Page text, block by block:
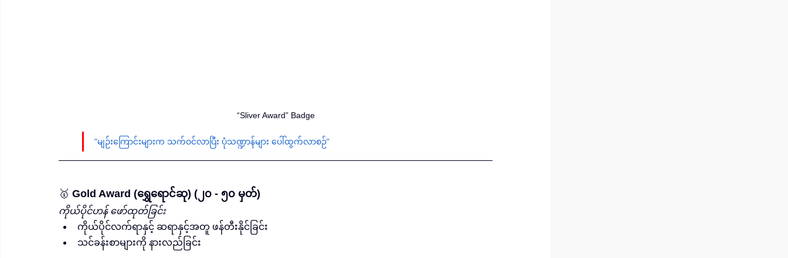
“Sliver Award” Badge
"မျဉ်းကြောင်းများက သက်ဝင်လာပြီး ပုံသဏ္ဍာန်များ ပေါ်ထွက်လာစဉ်"
🥇 Gold Award (ရွှေရောင်ဆု) (၂၀ - ၅၀ မှတ်)
ကိုယ်ပိုင်ဟန် ဖော်ထုတ်ခြင်း
ကိုယ်ပိုင်လက်ရာနှင့် ဆရာနှင့်အတူ ဖန်တီးနိုင်ခြင်း
သင်ခန်းစာများကို နားလည်ခြင်း